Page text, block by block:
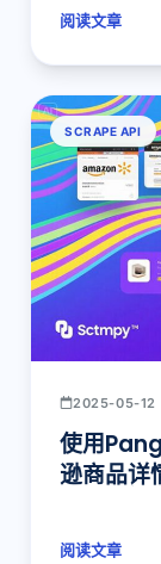
阅读文章
SCRAPE API
2025-05-12
使用
逊商品详
阅读文章